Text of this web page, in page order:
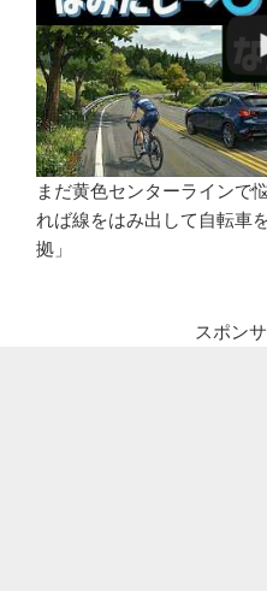
まだ黄色センターラインで
れば線をはみ出して自転車
拠」
スポン